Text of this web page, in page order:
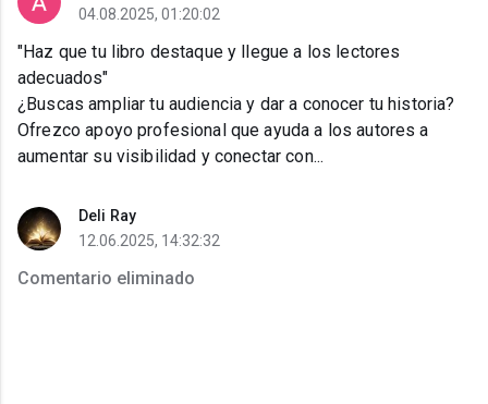
04.08.2025, 01:20:02
"Haz que tu libro destaque y llegue a los lectores
adecuados"
¿Buscas ampliar tu audiencia y dar a conocer tu historia?
Ofrezco apoyo profesional que ayuda a los autores a
aumentar su visibilidad y conectar con...
Deli Ray
12.06.2025, 14:32:32
Comentario eliminado